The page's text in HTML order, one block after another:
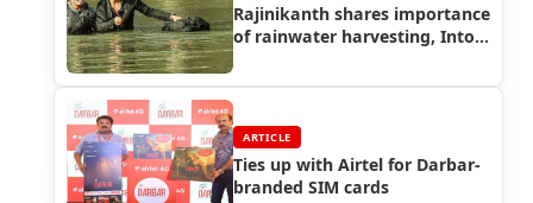
Rajinikanth shares importance
of rainwater harvesting, Into
ARTICLE
Ties up with Airtel for Darbar-
branded SIM cards